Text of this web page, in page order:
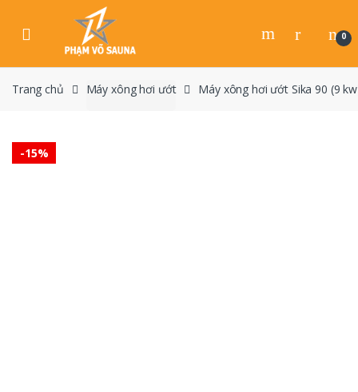
navigation
content
0
Trang chủ Máy xông hơi ướt Máy xông hơi ướt Sika 90 (9
-15%